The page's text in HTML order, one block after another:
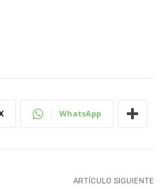
WhatsApp
ARTÍCULO SIGUIENTE